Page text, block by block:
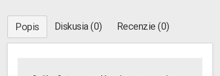
Popis Diskusia (0) Recenzie (0)